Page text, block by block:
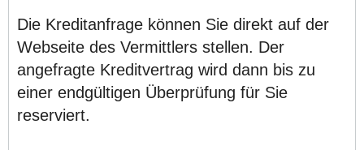
Die Kreditanfrage können Sie direkt auf der
Webseite des Vermittlers stellen. Der
angefragte Kreditvertrag wird dann bis zu
einer endgültigen Überprüfung für Sie
reserviert.